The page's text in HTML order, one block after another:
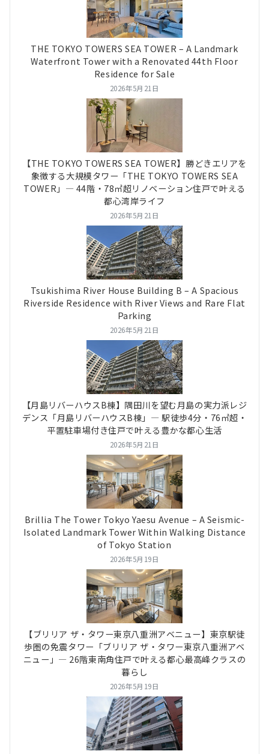
THE TOKYO TOWERS SEA TOWER – A Landmark
Waterfront Tower with a Renovated 44th Floor
Residence for Sale
2026年5月21日
【THE TOKYO TOWERS SEA TOWER】勝どきエリアを
象徴する大規模タワー「THE TOKYO TOWERS SEA
TOWER」― 44階・78㎡超リノベーション住戸で叶える
都心湾岸ライフ
2026年5月21日
Tsukishima River House Building B – A Spacious
Riverside Residence with River Views and Rare Flat
Parking
2026年5月21日
【月島リバーハウスB棟】隅田川を望む月島の実力派レジ
デンス「月島リバーハウスB棟」― 駅徒歩4分・76㎡超・
平置駐車場付き住戸で叶える豊かな都心生活
2026年5月21日
Brillia The Tower Tokyo Yaesu Avenue – A Seismic-
Isolated Landmark Tower Within Walking Distance
of Tokyo Station
2026年5月19日
【ブリリア ザ・タワー東京八重洲アベニュー】東京駅徒
歩圏の免震タワー「ブリリア ザ・タワー東京八重洲アベ
ニュー」― 26階東南角住戸で叶える都心最高峰クラスの
暮らし
2026年5月19日